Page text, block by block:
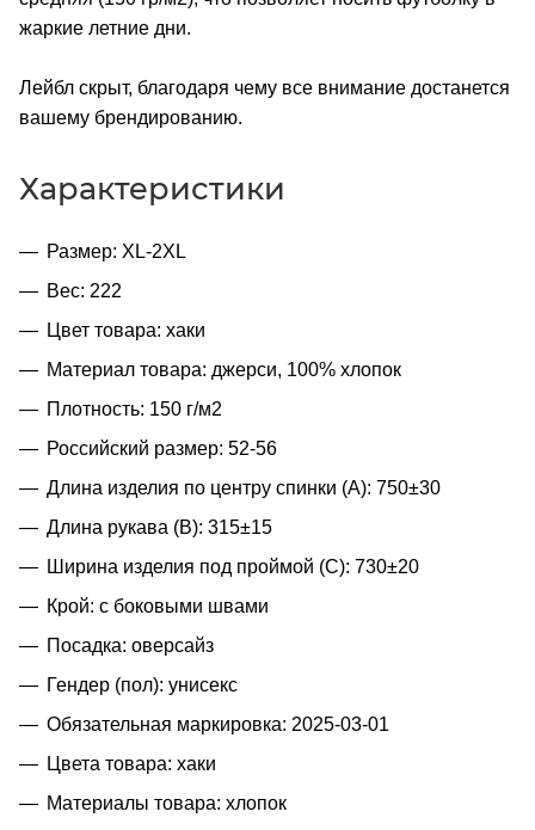
жаркие летние дни.
Лейбл скрыт, благодаря чему все внимание достанется
вашему брендированию.
Характеристики
Размер: XL-2XL
Вес: 222
Цвет товара: хаки
Материал товара: джерси, 100% хлопок
Плотность: 150 г/м2
Российский размер: 52-56
Длина изделия по центру спинки (A): 750±30
Длина рукава (B): 315±15
Ширина изделия под проймой (С): 730±20
Крой: с боковыми швами
Посадка: оверсайз
Гендер (пол): унисекс
Обязательная маркировка: 2025-03-01
Цвета товара: хаки
Материалы товара: хлопок